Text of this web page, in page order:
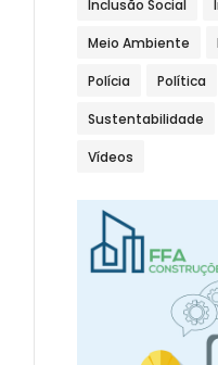
Inclusão Social
Meio Ambiente
Polícia Política
Sustentabilidade
Vídeos